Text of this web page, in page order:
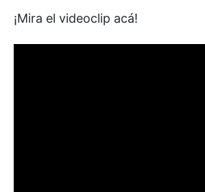
¡Mira el videoclip acá!